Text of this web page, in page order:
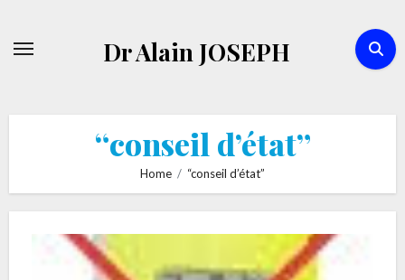
Dr Alain JOSEPH
“conseil d’état”
Home “conseil d’état”